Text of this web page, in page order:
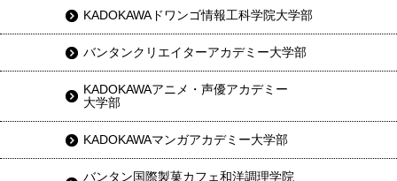
KADOKAWAドワンゴ情報工科学院大学部
バンタンクリエイターアカデミー大学部
KADOKAWAアニメ・声優アカデミー
大学部
KADOKAWAマンガアカデミー大学部
バンタン国際製菓カフェ和洋調理学院